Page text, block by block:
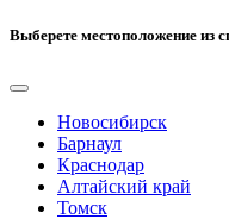
Выберете местоположение из
Новосибирск
Барнаул
Краснодар
Алтайский край
Томск